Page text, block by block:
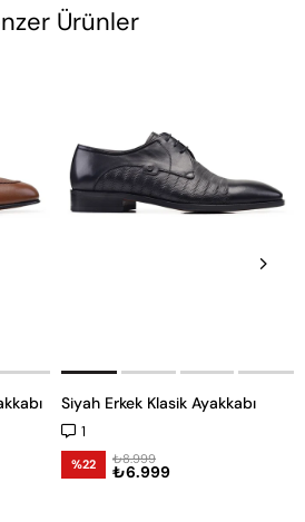
Ürünler
Siyah Erkek Klasik Ayakkabı
1
%22 ₺6.999
₺8.999